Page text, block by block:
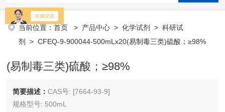
当前位置：首页 > 产品中心 >化学试剂 >科研试
剂
> CFEQ-9-900044-500mLx20(易制毒三类)硫酸；≥98%
(易制毒三类)硫酸；≥98%
简要描述：CAS号: [7664-93-9]
规格型号: 500mL